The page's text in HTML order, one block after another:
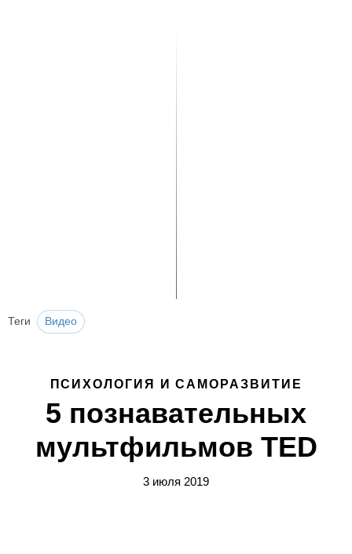
Теги Видео
ПСИХОЛОГИЯ И САМОРАЗВИТИЕ
5 познавательных
мультфильмов TED
3 июля 2019